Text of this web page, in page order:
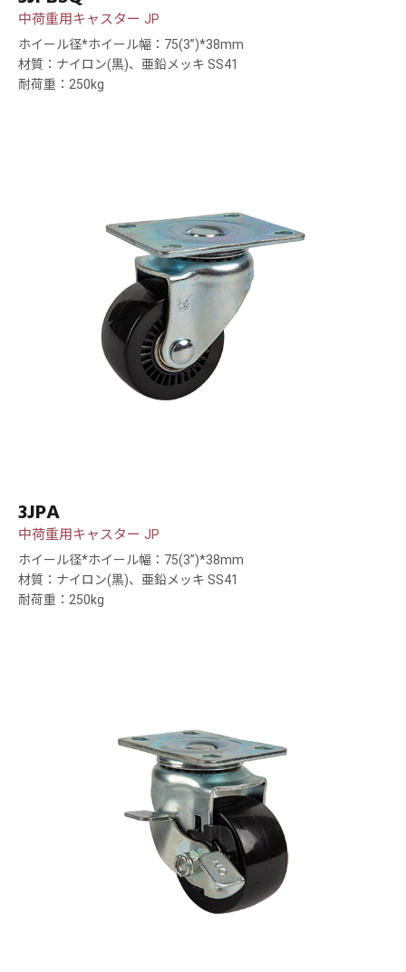
中荷重用キャスター JP
ホイール径*ホイール幅：75(3”)*38mm
材質：ナイロン(黒)、亜鉛メッキ SS41
耐荷重：250kg
3JPA
中荷重用キャスター JP
ホイール径*ホイール幅：75(3”)*38mm
材質：ナイロン(黒)、亜鉛メッキ SS41
耐荷重：250kg